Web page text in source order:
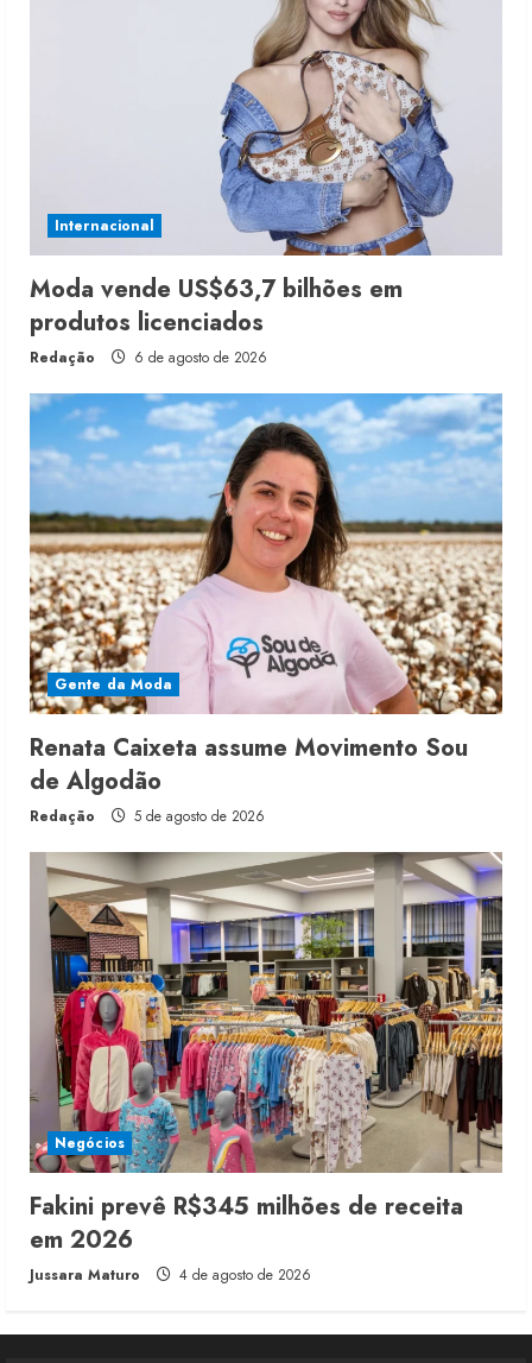
Internacional
Moda vende US$63,7 bilhões em
produtos licenciados
Redação 6 de agosto de 2026
Gente da Moda
Renata Caixeta assume Movimento Sou
de Algodão
Redação 5 de agosto de 2026
Negócios
Fakini prevê R$345 milhões de receita
em 2026
Jussara Maturo 4 de agosto de 2026